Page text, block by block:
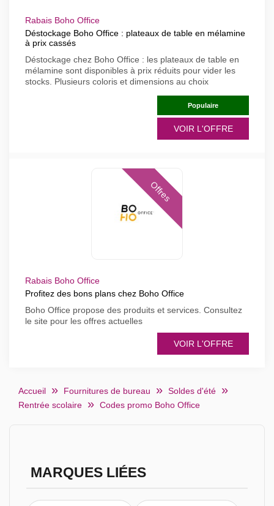
Rabais Boho Office
Déstockage Boho Office : plateaux de table en mélamine
à prix cassés
Déstockage chez Boho Office : les plateaux de table en
mélamine sont disponibles à prix réduits pour vider les
stocks. Plusieurs coloris et dimensions au choix
Populaire
VOIR L'OFFRE
Offres
Rabais Boho Office
Profitez des bons plans chez Boho Office
Boho Office propose des produits et services. Consultez
le site pour les offres actuelles
VOIR L'OFFRE
Accueil Fournitures de bureau
Soldes d'été
Rentrée scolaire
Codes promo Boho Office
MARQUES LIÉES